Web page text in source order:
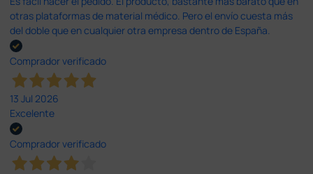
otras plataformas de material médico. Pero el envío cuesta más
del doble que en cualquier otra empresa dentro de España.
Comprador verificado
13 Jul 2026
Excelente
Comprador verificado